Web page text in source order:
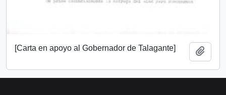
[Carta en apoyo al Gobernador de Talagante]